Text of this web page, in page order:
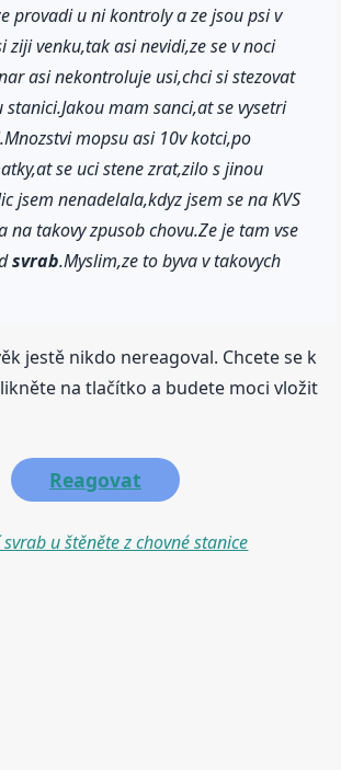
provadi u ni kontroly a ze jsou psi v
ziji venku,tak asi nevidi,ze se v noci
asi nekontroluje usi,chci si stezovat
mam sanci,at se vysetri
mopsu asi 10v kotci,po
se uci stene zrat,zilo s jinou
jsem nenadelala,kdyz jsem se na KVS
na takovy zpusob chovu.Ze je tam vse
svrab.Myslim,ze to byva v takovych
jestě nikdo nereagoval. Chcete se k
na tlačítko a budete moci vložit
Reagovat
svrab u štěněte z chovné stanice